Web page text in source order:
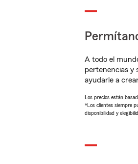
A todo el
pertenencias y
ayudarle a
Los precios están
*Los clientes siempre
disponibilidad y